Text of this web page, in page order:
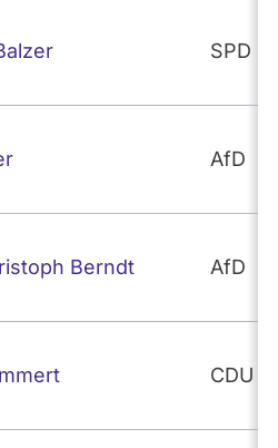
SPD
AfD
Berndt AfD
CDU